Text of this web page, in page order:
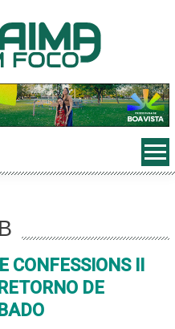
CONFESSIONS II
DE